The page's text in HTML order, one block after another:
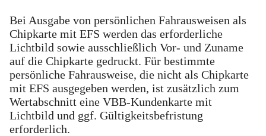
Bei Ausgabe von persönlichen Fahrausweisen als
Chipkarte mit EFS werden das erforderliche
Lichtbild sowie ausschließlich Vor- und Zuname
auf die Chipkarte gedruckt. Für bestimmte
persönliche Fahrausweise, die nicht als Chipkarte
mit EFS ausgegeben werden, ist zusätzlich zum
Wertabschnitt eine VBB-Kundenkarte mit
Lichtbild und ggf. Gültigkeitsbefristung
erforderlich.